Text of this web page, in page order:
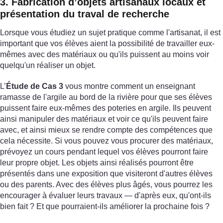
présentation du traval de recherche
Lorsque vous étudiez un sujet pratique comme l'artisanat, il est
important que vos élèves aient la possibilité de travailler eux-
mêmes avec des matériaux ou qu'ils puissent au moins voir
quelqu'un réaliser un objet.
L’ Étude de Cas 3 vous montre comment un enseignant
ramasse de l'argile au bord de la rivière pour que ses élèves
puissent faire eux-mêmes des poteries en argile. Ils peuvent
ainsi manipuler des matériaux et voir ce qu'ils peuvent faire
avec, et ainsi mieux se rendre compte des compétences que
cela nécessite. Si vous pouvez vous procurer des matériaux,
prévoyez un cours pendant lequel vos élèves pourront faire
leur propre objet. Les objets ainsi réalisés pourront être
présentés dans une exposition que visiteront d'autres élèves
ou des parents. Avec des élèves plus âgés, vous pourrez les
encourager à évaluer leurs travaux — d'après eux, qu'ont-ils
bien fait ? Et que pourraient-ils améliorer la prochaine fois ?